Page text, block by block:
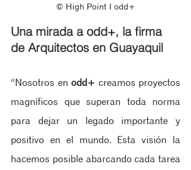
© High Point ‖ odd+
Una mirada a odd+, la firma
de Arquitectos en Guayaquil
“Nosotros en odd+ creamos proyectos
magníficos que superan toda norma
para dejar un legado importante y
positivo en el mundo. Esta visión la
hacemos posible abarcando cada tarea